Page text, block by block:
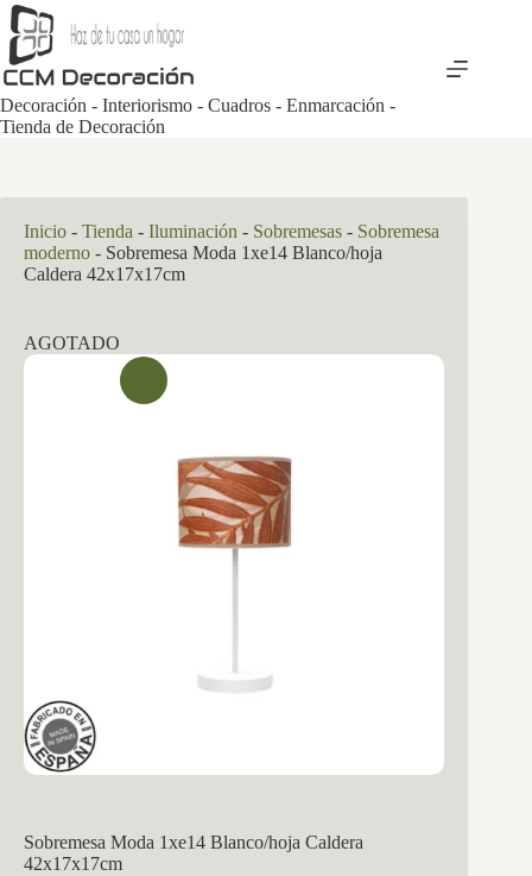
Saltar
al
contenido
Decoración - Interiorismo - Cuadros - Enmarcación -
Tienda de Decoración
Inicio - Tienda - Iluminación - Sobremesas - Sobremesa
moderno - Sobremesa Moda 1xe14 Blanco/hoja
Caldera 42x17x17cm
AGOTADO
Sobremesa Moda 1xe14 Blanco/hoja Caldera
42x17x17cm